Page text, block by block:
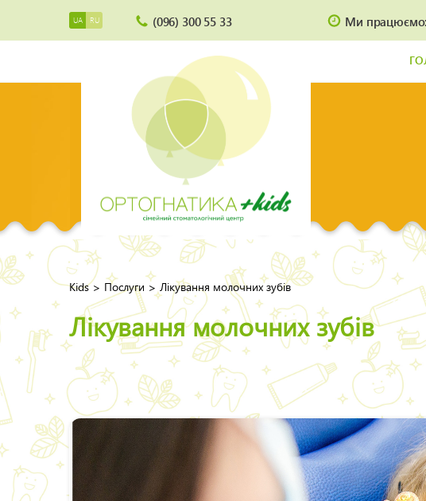
UA RU (096) 300 55 33 Ми працюємо:
Kids> Послуги > Лікування молочних зубів
Лікування молочних зубів